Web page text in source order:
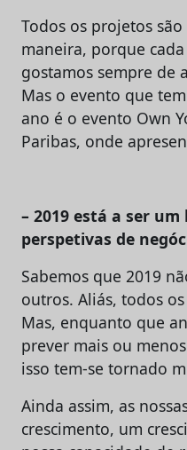
Todos os projetos
maneira, porque
gostamos sempre de
Mas o evento que
ano é o evento Own
Paribas, onde
– 2019 está a ser
perspetivas de
Sabemos que 2019
outros. Aliás, todos
Mas, enquanto que
prever mais ou
isso tem-se tornado
Ainda assim, as
crescimento, um